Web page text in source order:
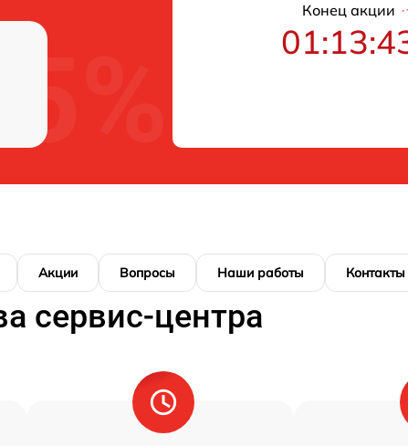
Конец акции
Акции Вопросы Наши работы Контакты
сервис-центра